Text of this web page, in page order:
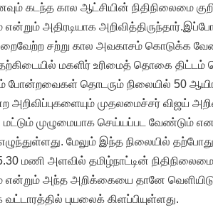
கடந்த கால ஆட்சியின் நிதிநிலைமை
என்றும் அதிரடியாக
சற்று கால அவகாசம் கொடுக்க
மகளிர் உரிமைத் தொகை
போன்றவைகள் தொடரும் நிலையில் 50
அறிவிப்புகளையும் முதலமைச்சர் விஜய்
முழுமையாக செய்யப்பட வேண்டும் என
மேலும் இந்த நிலையில்
மணி அளவில் தமிழ்நாட்டின்
என்றும் அந்த அறிக்கையை தானே
வட்டாரத்தில் புயலைக் கிளப்பியுள்ளது.